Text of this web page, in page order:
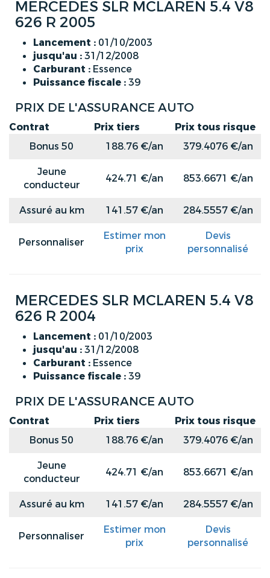
MERCEDES SLR MCLAREN 5.4 V8
626 R 2005
Lancement : 01/10/2003
jusqu'au :31/12/2008
Carburant : Essence
Puissance fiscale :39
PRIX DE L'ASSURANCE AUTO
Contrat Prix tiers
Prix tous risque
Bonus 50
188.76 €/an
379.4076 €/an
Jeune
conducteur
424.71 €/an 853.6671 €/an
Assuré au km 141.57 €/an 284.5557 €/an
Personnaliser
Estimer mon
prix
Devis
personnalisé
MERCEDES SLR MCLAREN 5.4 V8
626 R 2004
Lancement : 01/10/2003
jusqu'au :31/12/2008
Carburant : Essence
Puissance fiscale :39
PRIX DE L'ASSURANCE AUTO
Contrat Prix tiers
Prix tous risque
Bonus 50
188.76 €/an
379.4076 €/an
Jeune
conducteur
424.71 €/an 853.6671 €/an
Assuré au km 141.57 €/an 284.5557 €/an
Personnaliser
Estimer mon
prix
Devis
personnalisé